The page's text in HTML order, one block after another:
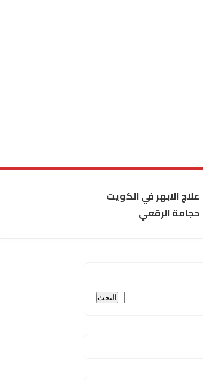
علاج الابهر في الكويت
حجامة الرقعي
البحث